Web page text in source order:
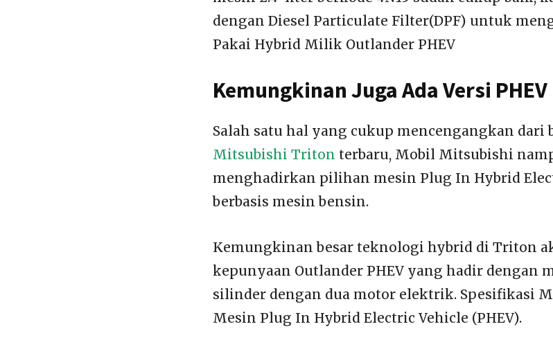
dengan Diesel Particulate Filter(DPF) untuk
Pakai Hybrid Milik Outlander PHEV
Kemungkinan Juga Ada Versi PHEV
Salah satu hal yang cukup mencengangkan dari
Mitsubishi Triton terbaru, Mobil Mitsubishi
menghadirkan pilihan mesin Plug In Hybrid
berbasis mesin bensin.
Kemungkinan besar teknologi hybrid di Triton
kepunyaan Outlander PHEV yang hadir dengan
silinder dengan dua motor elektrik. Spesifikasi
Mesin Plug In Hybrid Electric Vehicle (PHEV).